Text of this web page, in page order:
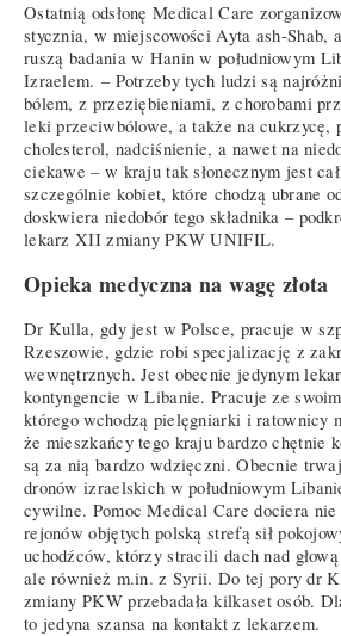
Ostatnią odsłonę Medical Care
stycznia, w miejscowości Ayta ash-Shab,
ruszą badania w Hanin w południowym
Izraelem. – Potrzeby tych ludzi są
bólem, z przeziębieniami, z chorobami
leki przeciwbólowe, a także na cukrzycę,
cholesterol, nadciśnienie, a nawet na
ciekawe – w kraju tak słonecznym jest
szczególnie kobiet, które chodzą ubrane
doskwiera niedobór tego składnika –
lekarz XII zmiany PKW UNIFIL.
Opieka medyczna na wagę złota
Dr Kulla, gdy jest w Polsce, pracuje w
Rzeszowie, gdzie robi specjalizację z
wewnętrznych. Jest obecnie jedynym
kontyngencie w Libanie. Pracuje ze swoim
którego wchodzą pielęgniarki i ratownicy
że mieszkańcy tego kraju bardzo chętnie
są za nią bardzo wdzięczni. Obecnie
dronów izraelskich w południowym
cywilne. Pomoc Medical Care dociera
rejonów objętych polską strefą sił
uchodźców, którzy stracili dach nad
ale również m.in. z Syrii. Do tej pory dr
zmiany PKW przebadała kilkaset osób.
to jedyna szansa na kontakt z lekarzem.